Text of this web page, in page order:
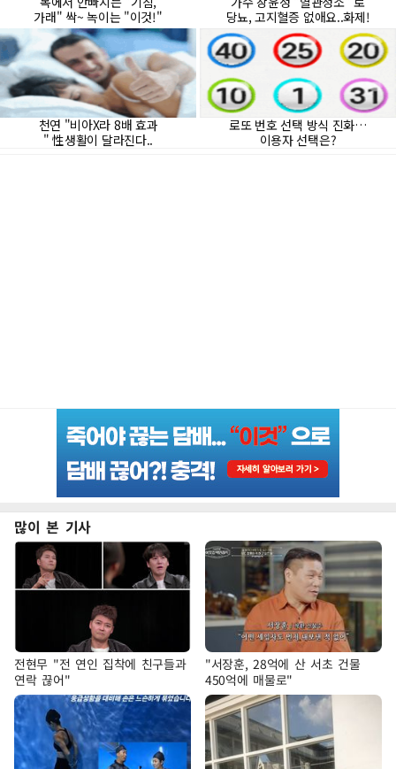
많이 본 기사
전현무 "전 연인 집착에 친구들과
연락 끊어"
"서장훈, 28억에 산 서초 건물
450억에 매물로"